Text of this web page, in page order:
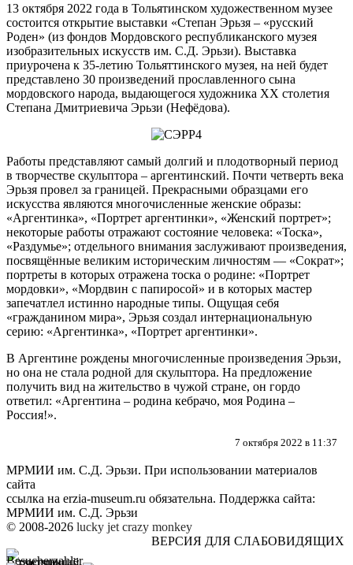
13 октября 2022 года в Тольятинском художественном музее
состоится открытие выставки «Степан Эрьзя – «русский
Роден» (из фондов Мордовского республиканского музея
изобразительных искусств им. С.Д. Эрьзи). Выставка
приурочена к 35-летию Тольяттинского музея, на ней будет
представлено 30 произведений прославленного сына
мордовского народа, выдающегося художника ХХ столетия
Степана Дмитриевича Эрьзи (Нефёдова).
Работы представляют самый долгий и плодотворный период
в творчестве скульптора – аргентинский. Почти четверть века
Эрьзя провел за границей. Прекрасными образцами его
искусства являются многочисленные женские образы:
«Аргентинка», «Портрет аргентинки», «Женский портрет»;
некоторые работы отражают состояние человека: «Тоска»,
«Раздумье»; отдельного внимания заслуживают произведения,
посвящённые великим историческим личностям — «Сократ»;
портреты в которых отражена тоска о родине: «Портрет
мордовки», «Мордвин с папиросой» и в которых мастер
запечатлел истинно народные типы. Ощущая себя
«гражданином мира», Эрьзя создал интернациональную
серию: «Аргентинка», «Портрет аргентинки».
В Аргентине рождены многочисленные произведения Эрьзи,
но она не стала родной для скульптора. На предложение
получить вид на жительство в чужой стране, он гордо
ответил: «Аргентина – родина кебрачо, моя Родина –
Россия!».
7 октября 2022 в 11:37
МРМИИ им. С.Д. Эрьзи. При использовании материалов
сайта
ссылка на erzia-museum.ru обязательна. Поддержка сайта:
МРМИИ им. С.Д. Эрьзи
© 2008-2026 lucky jet crazy monkey
ВЕРСИЯ ДЛЯ СЛАБОВИДЯЩИХ